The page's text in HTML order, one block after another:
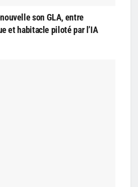
son GLA, entre
et habitacle piloté par l’IA